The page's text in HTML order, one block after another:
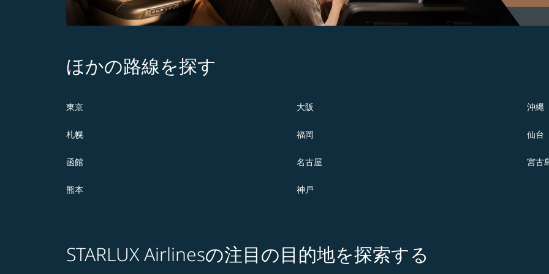
ほかの路線を探す
東京 大阪 沖縄
札幌 福岡 仙台
函館 名古屋 宮古
熊本 神戸
STARLUX Airlinesの注目の目的地を探索する